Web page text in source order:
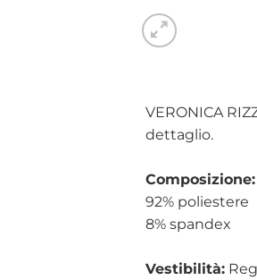
VERONICA
dettaglio.
Composizione:
92% poliestere
8% spandex
Vestibilità: